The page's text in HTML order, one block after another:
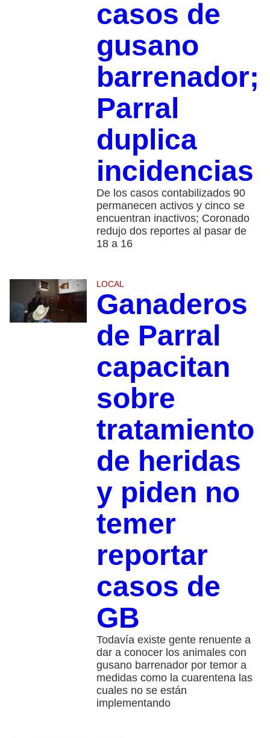
casos de
gusano
barrenador;
Parral
duplica
incidencias
De los casos contabilizados 90
permanecen activos y cinco se
encuentran inactivos; Coronado
redujo dos reportes al pasar de
18 a 16
LOCAL
Ganaderos
de Parral
capacitan
sobre
tratamiento
de heridas
y piden no
temer
reportar
casos de
GB
Todavía existe gente renuente a
dar a conocer los animales con
gusano barrenador por temor a
medidas como la cuarentena las
cuales no se están
implementando